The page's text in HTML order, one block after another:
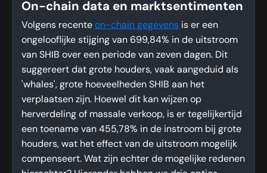
On-chain data en marktsentimenten
Volgens recente on-chain gegevens is er een
ongelooflijke stijging van 699,84% in de uitstroom
van SHIB over een periode van zeven dagen. Dit
suggereert dat grote houders, vaak aangeduid als
'whales', grote hoeveelheden SHIB aan het
verplaatsen zijn. Hoewel dit kan wijzen op
herverdeling of massale verkoop, is er tegelijkertijd
een toename van 455,78% in de instroom bij grote
houders, wat het effect van de uitstroom mogelijk
compenseert. Wat zijn echter de mogelijke redenen